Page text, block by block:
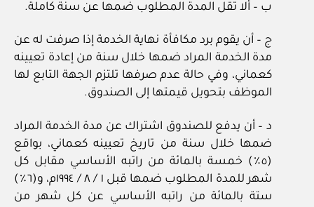
ب – ألا تقل المدة المطلوب ضمها عن سنة كاملة.
ج – أن يقوم برد مكافأة نهاية الخدمة إذا صرفت له عن
مدة الخدمة المراد ضمها خلال سنة من إعادة تعيينه
كعماني، وفي حالة عدم صرفها تلتزم الجهة التابع لها
الموظف بتحويل قيمتها إلى الصندوق.
د – أن يدفع للصندوق اشتراك عن مدة الخدمة المراد
ضمها خلال سنة من تاريخ تعيينه كعماني، بواقع
(٥٪) خمسة بالمائة من راتبه الأساسي مقابل كل
شهر للمدة المطلوب ضمها قبل ١ / ٨ / ١٩٩٤م، و(٦٪)
ستة بالمائة من راتبه الأساسي عن كل شهر من